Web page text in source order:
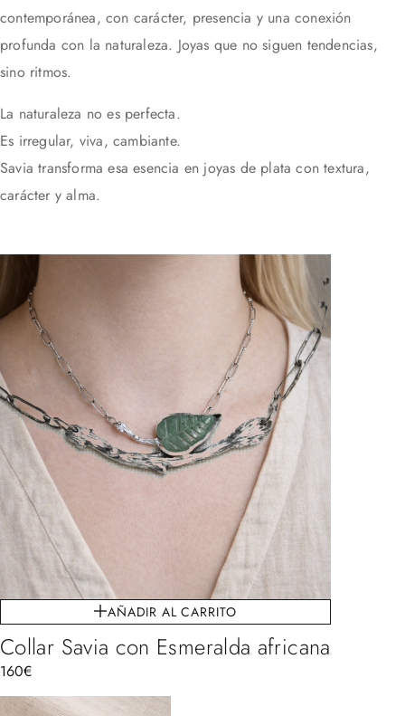
contemporánea, con carácter, presencia y una conexión
profunda con la naturaleza. Joyas que no siguen tendencias,
sino ritmos.
La naturaleza no es perfecta.
Es irregular, viva, cambiante.
Savia transforma esa esencia en joyas de plata con textura,
carácter y alma.
AÑADIR AL CARRITO
Collar Savia con Esmeralda africana
160€